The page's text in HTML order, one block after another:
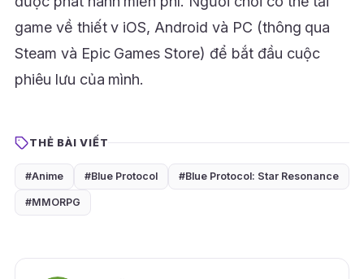
game về thiết v iOS, Android và PC (thông qua
Steam và Epic Games Store) để bắt đầu cuộc
phiêu lưu của mình.
THẺ BÀI VIẾT
#Anime #Blue Protocol #Blue Protocol: Star Resonance
#MMORPG